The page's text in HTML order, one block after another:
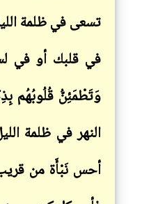
تسعى في ظلمة
في قلبك أو في
وَتَطْمَئِنُّ قُلُوبُهُم
النهر في ظلمة
أحس نَبْأَة من قريب